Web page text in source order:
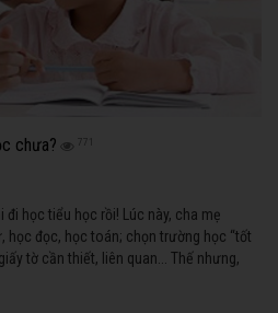
chưa? 771
học tiểu học rồi! Lúc này, cha mẹ
đọc, học toán; chọn trường học “tốt
tờ cần thiết, liên quan... Thế nhưng,